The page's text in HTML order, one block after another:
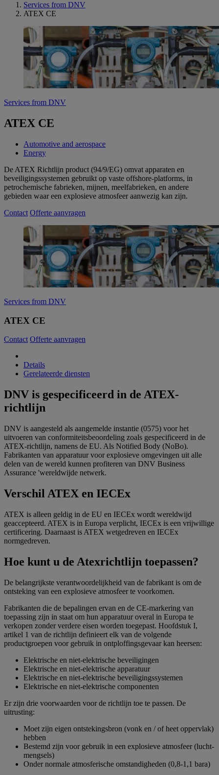
Services from DNV
ATEX CE
Services from DNV
ATEX CE
Automotive and aerospace
Energy
De ATEX Richtlijn product (94/9/EG) omvat apparaten en
beveiligingssystemen gebruikt op vaste offshore-platforms, in
petrochemische fabrieken, mijnen, meelfabrieken, en andere
gebieden waar een explosieve atmosfeer aanwezig kan zijn.
Contact Offerte aanvragen
Services from DNV
ATEX CE
Contact Offerte aanvragen
Details
Gerelateerde diensten
DNV is gespecificeerd in de ATEX-
richtlijn
DNV is aangesteld als aangemelde instantie (0575) voor het
uitvoeren van conformiteitsbeoordeling zoals gespecificeerd in de
ATEX-richtlijn, namens de EU. Als Notified Body (NoBo).
Fabrikanten van apparatuur voor explosieve omgevingen uit alle
delen van de wereld kunnen profiteren van DNV Business
Assurance 'wereldwijde netwerk.
Verschil ATEX en IECEx
ATEX is alleen geldig in de EU en IECEx wordt wereldwijd
geaccepteerd. ATEX is in Europa verplicht, IECEx is een vrijwillige
certificering. Daarnaast is ATEX wetgedreven en IECEx
normgedreven.
Hoe kunt u de Atexrichtlijn toepassen?
De belangrijkste verantwoordelijkheid van de fabrikant is om de
ontsteking van een explosieve atmosfeer te voorkomen.
Fabrikanten die de bepalingen ervan en de CE-markering van
toepassing zijn in staat om hun apparatuur overal in Europa te
verkopen zonder verdere eisen worden toegepast. Hoofdstuk I,
artikel 1 van de richtlijn definieert elk van de volgende
productgroepen voor gebruik in ontploffingsgevaar kan heersen:
Elektrische en niet-elektrische beveiligingen
Elektrische en niet-elektrische apparatuur
Elektrische en niet-elektrische beveiligingssystemen
Elektrische en niet-elektrische componenten
Er zijn drie voorwaarden voor de richtlijn toe te passen. De
uitrusting:
Moet zijn eigen ontstekingsbron (vonk en / of heet oppervlak)
hebben
Bestemd zijn voor gebruik in een explosieve atmosfeer (lucht-
mengsels)
Onder normale atmosferische omstandigheden (0,8-1,1 bara)